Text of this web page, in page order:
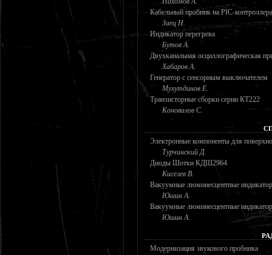
Кабельный пробник на PIC-
Заец Н.
Индикатор перегрева
Бутов А.
Двухканальная осциллографическая
Хабаров А.
Генератор с сенсорным выключателем
Мухутдинов Е.
Транзисторные сборки серии КТ222
Коновалов С.
Электронные компоненты для
Турчинский Д.
Диоды Шотки КДШ2964
Киселев В.
Вакуумные люминесцентные
Юшин А.
Вакуумные люминесцентные
Юшин А.
Модернизация звукового пробника